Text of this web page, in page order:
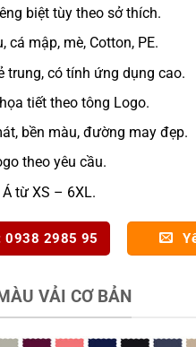
biệt tùy theo sở thích.
cá mập, mè, Cotton, PE.
trung, có tính ứng dụng cao.
tiết theo tông Logo.
bền màu, đường may đẹp.
theo yêu cầu.
từ XS – 6XL.
0938 2985 95
VẢI CƠ BẢN